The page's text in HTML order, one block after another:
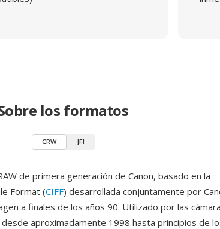
los formatos
CRW JFI
de primera generación de Canon, basado en la
Format (CIFF) desarrollada conjuntamente por
a finales de los años 90. Utilizado por las
aproximadamente 1998 hasta principios de